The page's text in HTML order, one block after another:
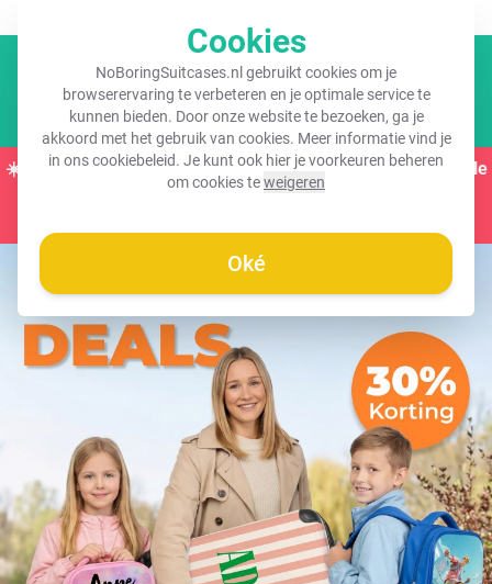
Cookies
NoBoringSuitcases.nl gebruikt cookies om je
browserervaring te verbeteren en je optimale service te
kunnen bieden. Door onze website te bezoeken, ga je
akkoord met het gebruik van cookies. Meer informatie vind je
in onscookiebeleid. Je kunt ook hier je voorkeuren beheren
om cookies teweigeren
Oké
☀️ FLASH ZOMERDEALS: Claim nu30% kortingop het gehele
assortiment! ☀️